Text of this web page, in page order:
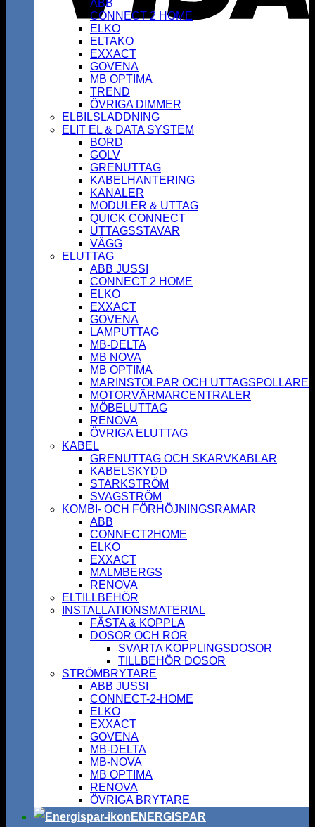
ABB
CONNECT 2 HOME
ELKO
ELTAKO
EXXACT
GOVENA
MB OPTIMA
TREND
ÖVRIGA DIMMER
ELBILSLADDNING
ELIT EL & DATA SYSTEM
BORD
GOLV
GRENUTTAG
KABELHANTERING
KANALER
MODULER & UTTAG
QUICK CONNECT
UTTAGSSTAVAR
VÄGG
ELUTTAG
ABB JUSSI
CONNECT 2 HOME
ELKO
EXXACT
GOVENA
LAMPUTTAG
MB-DELTA
MB NOVA
MB OPTIMA
MARINSTOLPAR OCH UTTAGSPOLLARE
MOTORVÄRMARCENTRALER
MÖBELUTTAG
RENOVA
ÖVRIGA ELUTTAG
KABEL
GRENUTTAG OCH SKARVKABLAR
KABELSKYDD
STARKSTRÖM
SVAGSTRÖM
KOMBI- OCH FÖRHÖJNINGSRAMAR
ABB
CONNECT2HOME
ELKO
EXXACT
MALMBERGS
RENOVA
ELTILLBEHÖR
INSTALLATIONSMATERIAL
FÄSTA & KOPPLA
DOSOR OCH RÖR
SVARTA KOPPLINGSDOSOR
TILLBEHÖR DOSOR
STRÖMBRYTARE
ABB JUSSI
CONNECT-2-HOME
ELKO
EXXACT
GOVENA
MB-DELTA
MB-NOVA
MB OPTIMA
RENOVA
ÖVRIGA BRYTARE
ENERGISPAR